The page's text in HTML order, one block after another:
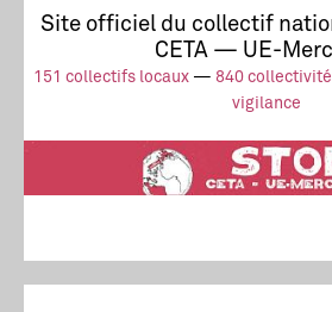
Site officiel du collectif
CETA — UE-
151 collectifs locaux — 840
vigilance
Actus
UE-
Stop à l’impunité !
Collectif